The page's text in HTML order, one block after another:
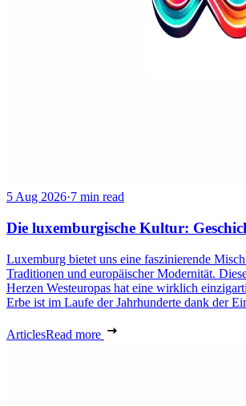
5 Aug 2026·7 min read
Die luxemburgische Kultur:
Luxemburg bietet uns eine faszinierende
Traditionen und europäischer Modernität.
Herzen Westeuropas hat eine wirklich
Erbe ist im Laufe der Jahrhunderte dank der
ArticlesRead more